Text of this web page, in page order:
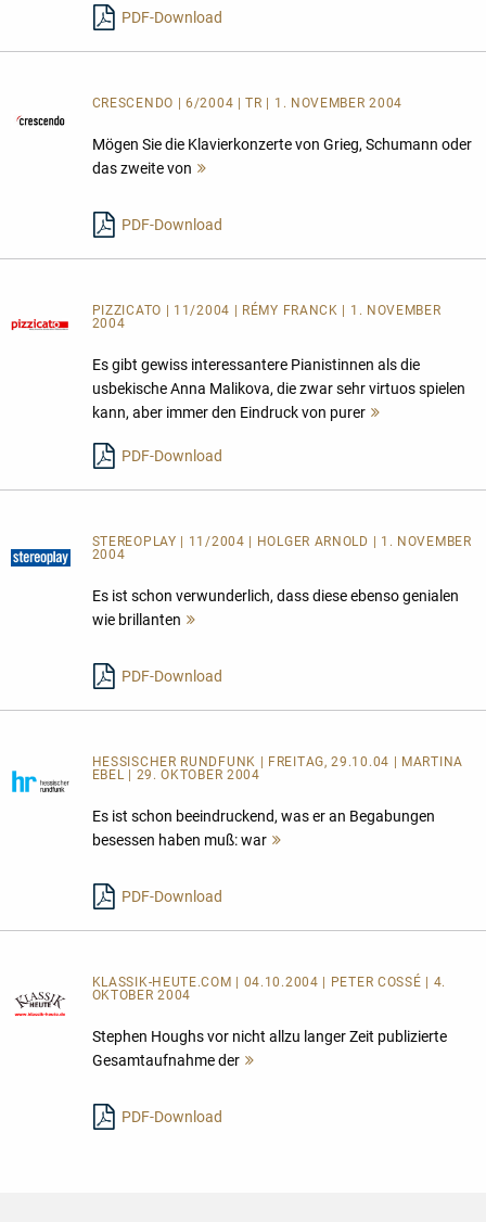
PDF-Download
CRESCENDO | 6/2004 | TR | 1. NOVEMBER 2004
Mögen Sie die Klavierkonzerte von Grieg, Schumann oder
das zweite von
PDF-Download
PIZZICATO | 11/2004 | RÉMY FRANCK | 1. NOVEMBER
2004
Es gibt gewiss interessantere Pianistinnen als die
usbekische Anna Malikova, die zwar sehr virtuos spielen
kann, aber immer den Eindruck von purer
PDF-Download
STEREOPLAY | 11/2004 | HOLGER ARNOLD | 1. NOVEMBER
2004
Es ist schon verwunderlich, dass diese ebenso genialen
wie brillanten
PDF-Download
HESSISCHER RUNDFUNK | FREITAG, 29.10.04 | MARTINA
EBEL | 29. OKTOBER 2004
Es ist schon beeindruckend, was er an Begabungen
besessen haben muß: war
PDF-Download
KLASSIK-HEUTE.COM | 04.10.2004 | PETER COSSÉ | 4.
OKTOBER 2004
Stephen Houghs vor nicht allzu langer Zeit publizierte
Gesamtaufnahme der
PDF-Download